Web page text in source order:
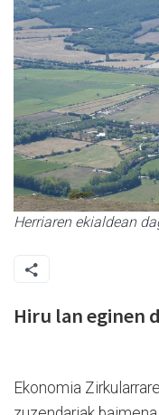
Herriaren ekialdean
Hiru lan eginen
Ekonomia